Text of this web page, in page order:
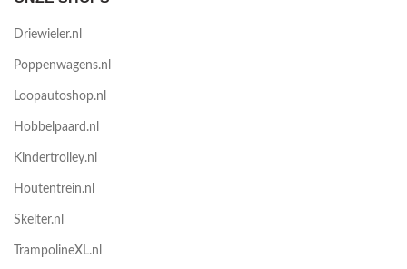
Driewieler.nl
Poppenwagens.nl
Loopautoshop.nl
Hobbelpaard.nl
Kindertrolley.nl
Houtentrein.nl
Skelter.nl
TrampolineXL.nl